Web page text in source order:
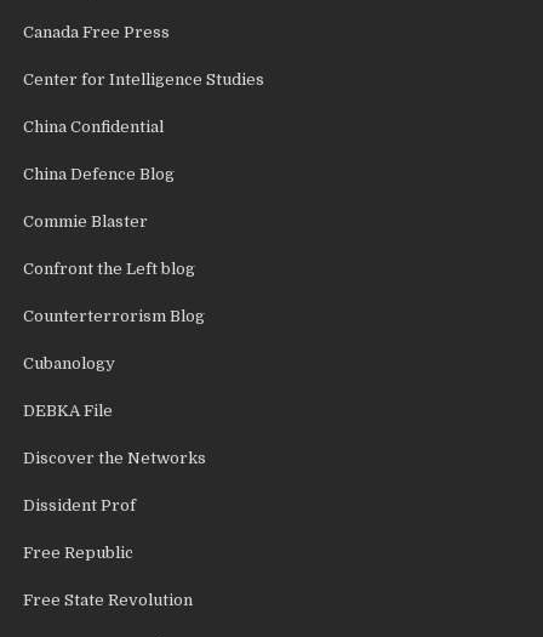
Canada Free Press
Center for Intelligence Studies
China Confidential
China Defence Blog
Commie Blaster
Confront the Left blog
Counterterrorism Blog
Cubanology
DEBKA File
Discover the Networks
Dissident Prof
Free Republic
Free State Revolution